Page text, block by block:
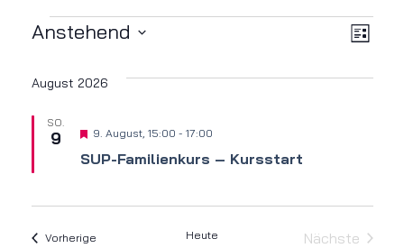
Veranstaltungen Liste
Anstehend
wählen.
August 2026
SO.
9
SUP-Familienkurs – Kursstart
Hervorgehoben
9. August, 15:00 - 17:00
VorherigeVeranstaltungen Heute
Nächste